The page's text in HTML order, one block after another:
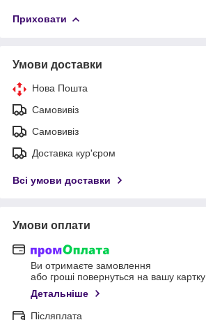
Приховати
Умови доставки
Нова Пошта
Самовивіз
Самовивіз
Доставка кур'єром
Всі умови доставки
Умови оплати
Ви отримаєте замовлення
або гроші повернуться на вашу картку
Детальніше
Післяплата